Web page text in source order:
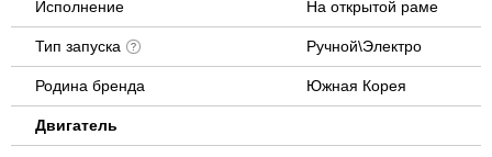
Исполнение На открытой раме
Тип запуска Ручной\Электро
Родина бренда Южная Корея
Двигатель